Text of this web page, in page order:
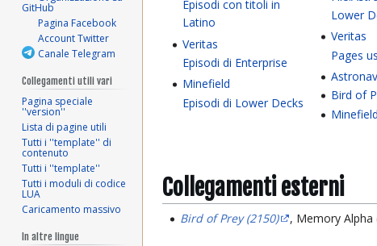
Episodi con titoli in
Latino
Veritas
Episodi di Enterprise
Minefield
Episodi di Lower Decks
Lower
Veritas
Pages
Bird of
Minefield
Collegamenti esterni
Bird of Prey (2150) , Memory Alpha
GitHub
Pagina Facebook
Account Twitter
Canale Telegram
Collegamenti utili vari
Pagina speciale
''version''
Lista di pagine utili
Tutti i ''template'' di
contenuto
Tutti i ''template''
Tutti i moduli di codice
LUA
Caricamento massivo
In altre lingue